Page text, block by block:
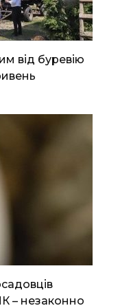
від буревію
– незаконно